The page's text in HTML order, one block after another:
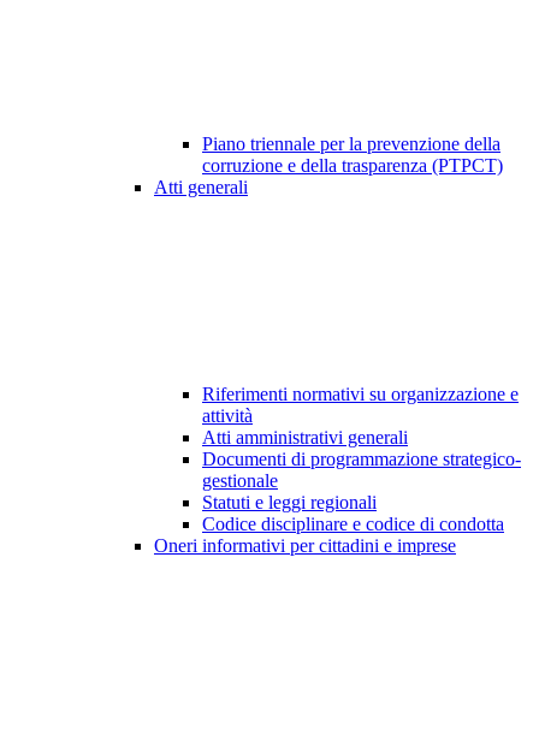
Piano triennale per la prevenzione della
corruzione e della trasparenza (PTPCT)
Atti generali
Riferimenti normativi su organizzazione e
attività
Atti amministrativi generali
Documenti di programmazione strategico-
gestionale
Statuti e leggi regionali
Codice disciplinare e codice di condotta
Oneri informativi per cittadini e imprese